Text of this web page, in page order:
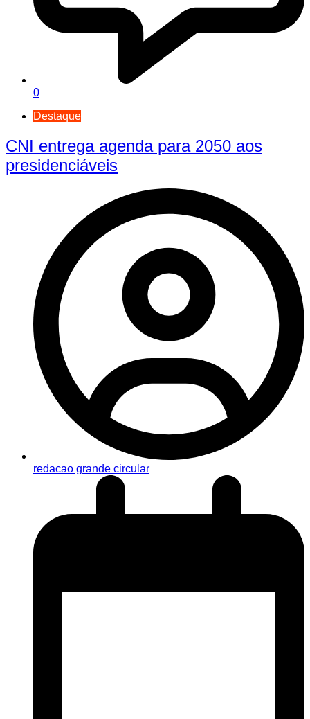
0
Destaque
CNI entrega agenda para 2050 aos
presidenciáveis
redacao grande circular